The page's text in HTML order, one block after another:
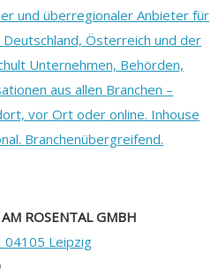
und überregionaler Anbieter für
Deutschland, Österreich und der
Unternehmen, Behörden,
aus allen Branchen –
vor Ort oder online. Inhouse
Branchenübergreifend.
ROSENTAL GMBH
Leipzig